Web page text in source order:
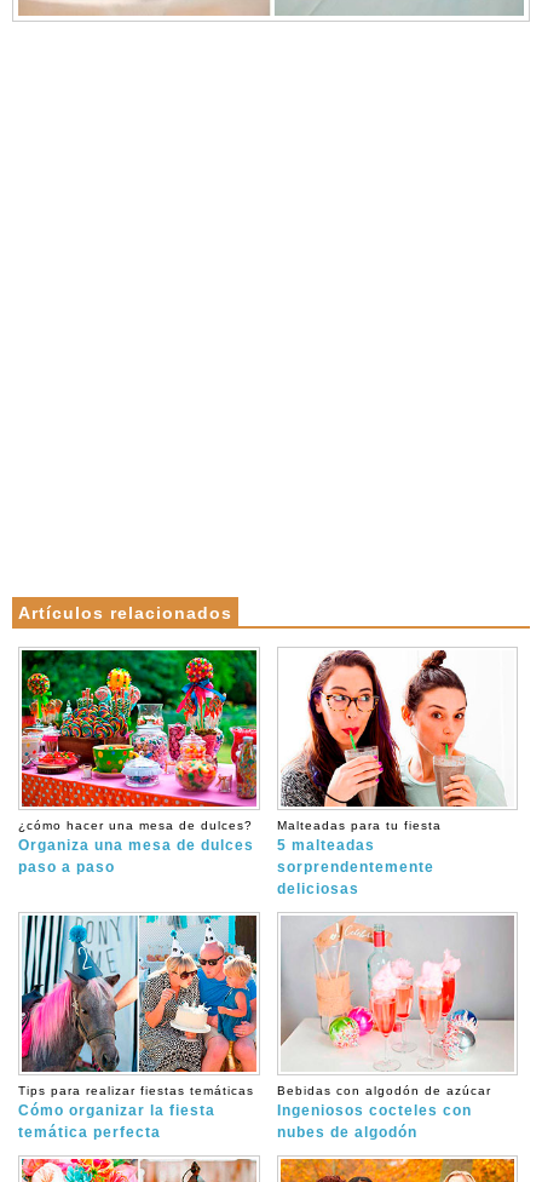
Artículos relacionados
¿cómo hacer una mesa de dulces?
Organiza una mesa de dulces
paso a paso
Malteadas para tu fiesta
5 malteadas
sorprendentemente
deliciosas
Tips para realizar fiestas temáticas
Cómo organizar la fiesta
temática perfecta
Bebidas con algodón de azúcar
Ingeniosos cocteles con
nubes de algodón